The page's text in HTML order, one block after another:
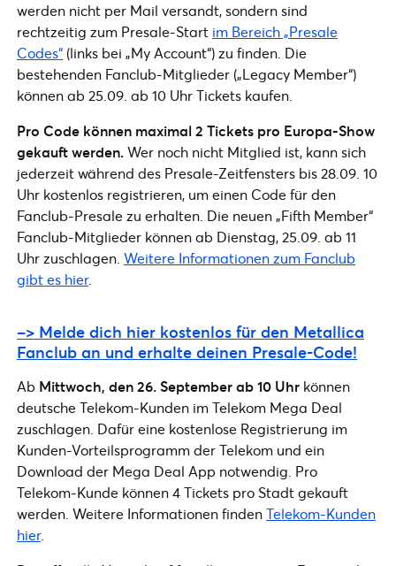
werden nicht per Mail versandt, sondern sind
rechtzeitig zum Presale-Start im Bereich „Presale
Codes“ (links bei „My Account“) zu finden. Die
bestehenden Fanclub-Mitglieder („Legacy Member“)
können ab 25.09. ab 10 Uhr Tickets kaufen.
Pro Code können maximal 2 Tickets pro Europa-Show
gekauft werden.Wer noch nicht Mitglied ist, kann sich
jederzeit während des Presale-Zeitfensters bis 28.09. 10
Uhr kostenlos registrieren, um einen Code für den
Fanclub-Presale zu erhalten. Die neuen „Fifth Member“
Fanclub-Mitglieder können ab Dienstag, 25.09. ab 11
Uhr zuschlagen. Weitere Informationen zum Fanclub
gibt es hier.
–> Melde dich hier kostenlos für den Metallica
Fanclub an und erhalte deinen Presale-Code!
Ab Mittwoch, den 26. September ab 10 Uhr können
deutsche Telekom-Kunden im Telekom Mega Deal
zuschlagen. Dafür eine kostenlose Registrierung im
Kunden-Vorteilsprogramm der Telekom und ein
Download der Mega Deal App notwendig. Pro
Telekom-Kunde können 4 Tickets pro Stadt gekauft
werden. Weitere Informationen findenTelekom-Kunden
hier.